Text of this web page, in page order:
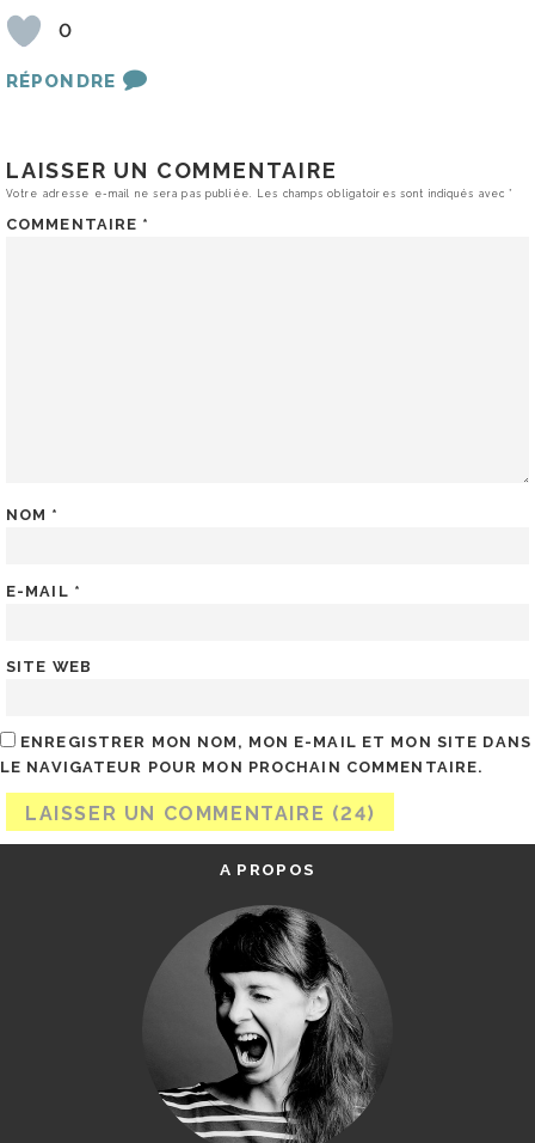
0
RÉPONDRE
LAISSER UN COMMENTAIRE
Votre adresse e-mail ne sera pas publiée. Les champs obligatoires sont indiqués avec*
COMMENTAIRE *
NOM *
E-MAIL *
SITE WEB
ENREGISTRER MON NOM, MON E-MAIL ET MON SITE DANS
LE NAVIGATEUR POUR MON PROCHAIN COMMENTAIRE.
A PROPOS